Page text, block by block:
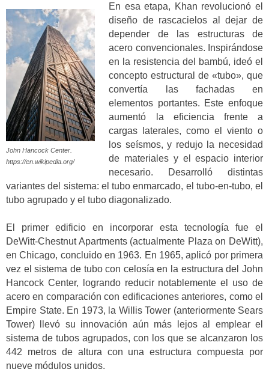
John Hancock Center.
https://en.wikipedia.org/
En esa etapa, Khan revolucionó el
diseño de rascacielos al dejar de
depender de las estructuras de
acero convencionales. Inspirándose
en la resistencia del bambú, ideó el
concepto estructural de «tubo», que
convertía las fachadas en
elementos portantes. Este enfoque
aumentó la eficiencia frente a
cargas laterales, como el viento o
los seísmos, y redujo la necesidad
de materiales y el espacio interior
necesario. Desarrolló distintas
variantes del sistema: el tubo enmarcado, el tubo-en-tubo, el
tubo agrupado y el tubo diagonalizado.
El primer edificio en incorporar esta tecnología fue el
DeWitt-Chestnut Apartments (actualmente Plaza on DeWitt),
en Chicago, concluido en 1963. En 1965, aplicó por primera
vez el sistema de tubo con celosía en la estructura del John
Hancock Center, logrando reducir notablemente el uso de
acero en comparación con edificaciones anteriores, como el
Empire State. En 1973, la Willis Tower (anteriormente Sears
Tower) llevó su innovación aún más lejos al emplear el
sistema de tubos agrupados, con los que se alcanzaron los
442 metros de altura con una estructura compuesta por
nueve módulos unidos.